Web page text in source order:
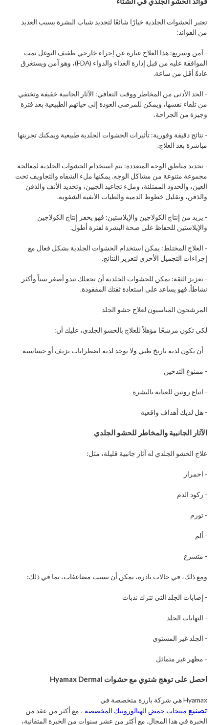
تعتبر الحشوات الجلدية خيارًا شائعًا لتجديد شباب البشرة بسبب العديد
من الفوائد:
- آمن وسريع: هذا العلاج عبارة عن إجراء خارجي طفيف التوغل تمت
الموافقة عليه من قبل إدارة الغذاء والدواء (FDA)، وهو آمن ويستغرق
عادةً أقل من ساعة.
- الحد الأدنى من المخاطر ووقت التعافي: الآثار الجانبية خفيفة وتختفي
من تلقاء نفسها، ويمكن للمرضى العودة إلى حياتهم الطبيعية بعد فترة
وجيزة من الجراحة.
- نتائج دقيقة وفورية: تأثيرات الحشوات الجلدية طبيعية ويمكنك تجربتها
مباشرة بعد العلاج.
- تجديد مناطق الوجه المتعددة: يتم استخدام الحشوات الجلدية لمعالجة
مجموعة متنوعة من مشاكل الوجه. يمكنها ملء الشفاه والتجاويف تحت
العين، والخدود الممتلئة، وملء تجاعيد الجبين، وتحديد الأنف والذقن
والذقن، وتقليل خطوط الدمية والطيات الأنفية الشفوية.
- يزيد من إنتاج الكولاجين والإيلاستين: فهو يحفز إنتاج الكولاجين
والإيلاستين للحفاظ على صحة البشرة لفترة أطول.
- العلاج المختلط: يمكن استخدام الحشوات الجلدية بشكل فعال مع
إجراءات التجميل الأخرى لتعزيز النتائج.
- تعزيز الثقة: يمكن للحشوات الجلدية أن تجعلك تبدو أصغر سناً وأكثر
نشاطاً. فهو يساعد على استعادة ثقتك المفقودة.
المرشحون المناسبون لعلاج حشو الجلد
لكي تكون مرشحًا مؤهلاً للعلاج بالحشو الجلدي، عليك أن:
- أن يكون لديه تاريخ طبي ولا يوجد لديه اضطرابات نزيف أو حساسية
- ممنوع التدخين
- اتباع روتين للعناية بالبشرة
- هل لديك أهداف واقعية
الآثار الجانبية والمخاطر للحشو الجلدي
علاج الحشو الجلدي له آثار جانبية قليلة، مثل:
- احمرار
- ركود الدم
- تورم
- ألم
- متسرع
ومع ذلك، في حالات نادرة، يمكن أن تسبب مضاعفات، بما في ذلك:
- إصابات الجلد التي تترك ندبات
- التهابات الجلد
- الجلد غير المستوي
- مظهر غير متماثل
احصل على توهج شتوي مع حشوات Hyamax Dermal
Hyamax هي شركة بارزة متخصصة في
تصنيع منتجات حمض الهيالورونيك المخصصة ، مع أكثر من عقد من
الخبرة في هذا المجال. مع أكثر من عشر سنوات من الخبرة المتفانية،